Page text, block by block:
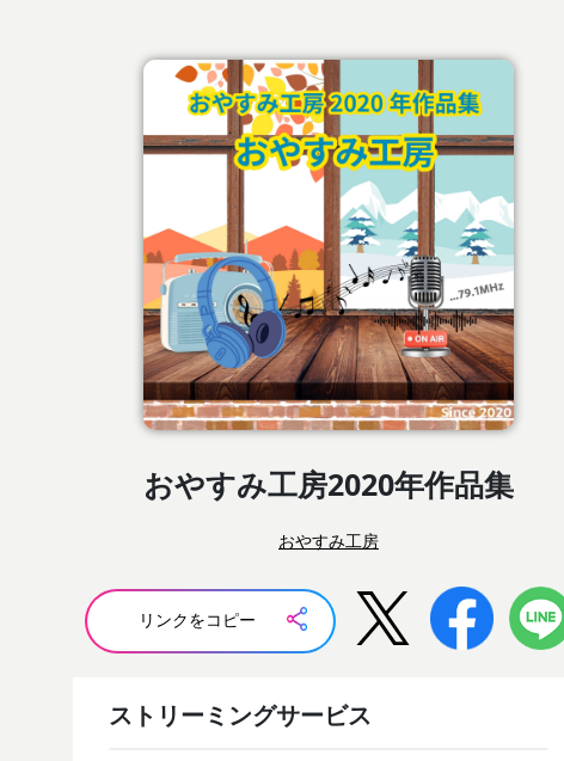
おやすみ工房2020年作品集
おやすみ工房
リンクをコピー
ストリーミングサービス